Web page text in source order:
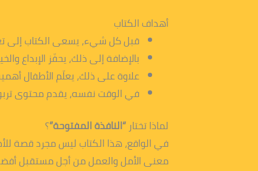
أهداف الكتاب
قبل كل شيء، يسعى الكتاب إلى
بالإضافة إلى ذلك، يحفّز
علاوة على ذلك، يعلّم الأطفال
في الوقت نفسه، يقدم محتوى
لماذا تختار “النافذة المفتوحة”؟
في الواقع، هذا الكتاب ليس مجرد قصة
معنى الأمل والعمل من أجل مستقبل